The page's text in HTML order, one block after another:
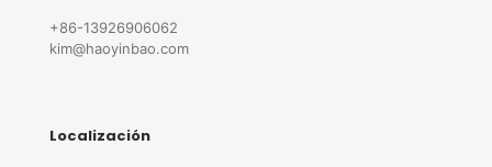
+86-13926906062
kim@haoyinbao.com
Localización